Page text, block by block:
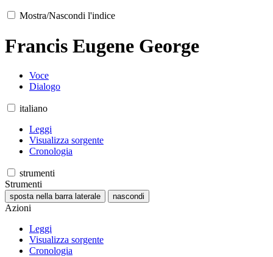
Mostra/Nascondi l'indice
Francis Eugene George
Voce
Dialogo
italiano
Leggi
Visualizza sorgente
Cronologia
strumenti
Strumenti
sposta nella barra laterale nascondi
Azioni
Leggi
Visualizza sorgente
Cronologia